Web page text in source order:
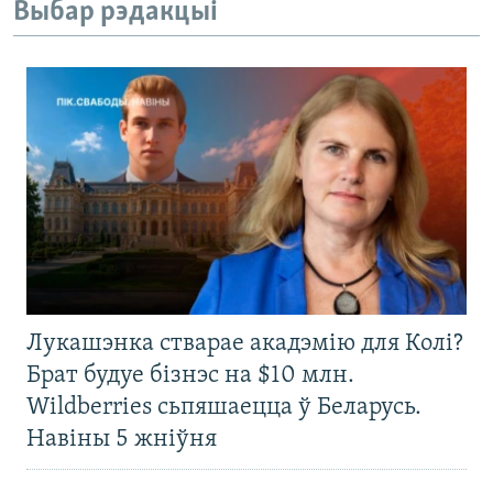
Выбар рэдакцыі
Лукашэнка стварае акадэмію для Колі?
Брат будуе бізнэс на $10 млн.
Wildberries сьпяшаецца ў Беларусь.
Навіны 5 жніўня